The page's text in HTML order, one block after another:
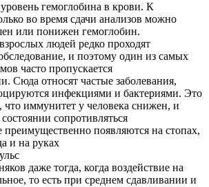
гемоглобина в крови. К
во время сдачи анализов можно
или понижен гемоглобин.
людей редко проходят
и поэтому один из самых
часто пропускается
Сюда относят частые заболевания,
инфекциями и бактериями. Это
что иммунитет у человека снижен, и
сопротивляться
преимущественно появляются на стопах,
и на руках
даже тогда, когда воздействие на
то есть при среднем сдавливании и